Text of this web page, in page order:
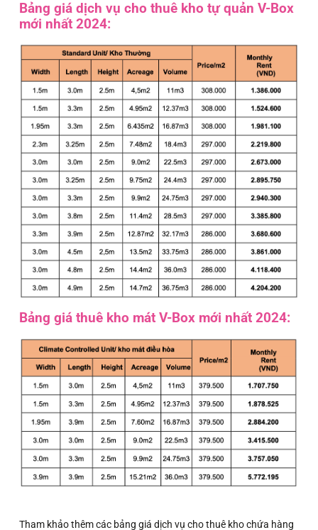
Bảng giá dịch vụ cho thuê kho tự quản V-Box
mới nhất 2024:
Bảng giá thuê kho mát V-Box mới nhất 2024:
Tham khảo thêm các bảng giá dịch vụ cho thuê kho chứa hàng